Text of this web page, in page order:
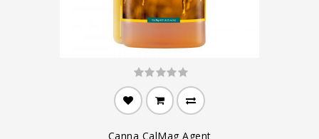
Canna CalMag Agent